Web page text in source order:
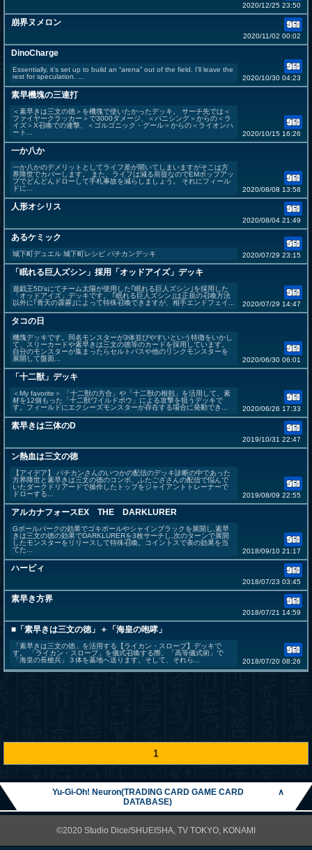
2020/12/25 23:50
崩界ヌメロン
2020/11/02 00:02
DinoCharge
Essentially, it’s set up to build an “arena” out of the field. I’ll leave the
rest for speculation. ...
2020/10/30 04:23
素早機塊の三連打
＜素早きは三文の徳＞を機塊で使いたかったデッキ。 サーチ先では＜
ファイヤークラッカー＞で3000ダメージ、＜バニシング＞からの＜ラ
イズ＞X召喚での連撃、＜ゴルゴニック・グール＞からの＜ライオンハ
ート...
2020/10/15 16:26
一か八か
一か八かのデメリットとしてライフ差が開いてしまいますがそこは方
界降世でカバーします。 また、ライフは減る前提なのでEMポップアッ
プでどんどんドローして手札事故を減らしましょう。 それにフィール
ドに...
2020/08/08 13:58
人形オシリス
2020/08/04 21:49
あるケミック
城下町デュエル 城下町レシピ バチカンデッキ 2020/07/29 23:15
「眠れる巨人ズシン」採用「オッドアイズ」デッキ
遊戯王5D’sにてチーム太陽が使用した｢眠れる巨人ズシン｣を採用した
「オッドアイズ」デッキです。 ｢眠れる巨人ズシン｣は正規の召喚方法
以外に｢青天の霹靂｣によって特殊召喚できますが、相手エンドフェイ...
2020/07/29 14:47
タコの日
機塊デッキです。同名モンスターが3体並びやすいという特徴をいかし
て、スリーカードや素早きは三文の徳等のカードを採用しています。
自分のモンスターが集まったらセルトパスや他のリンクモンスターを
展開して盤面...
2020/06/30 06:01
「十二獣」デッキ
＜My favorite＞ 「十二獣の方合」や「十二獣の相剋」を活用して、素
材を12個もった「十二獣ワイルドボウ」による攻撃を狙うデッキで
す。フィールドにエクシーズモンスターが存在する場合に発動でき...
2020/06/26 17:33
素早きは三体のD
2019/10/31 22:47
ン熱血は三文の徳
【アイデア】 バチカンさんのいつかの配信のデッキ診断の中であった
方界降世と素早きは三文の徳のコンボ、ふたござさんの配信で悩んで
いたダークドリアードで操作したトップをジャイアントトレーナーで
ドローする...
2019/08/09 22:55
アルカナフォースEX THE DARKLURER
Gボールパークの効果でゴキボールやシャインブラックを展開し,素早
きは三文の徳の効果でDARKLURERを3枚サーチし,次のターンで展開
したモンスターをリリースして特殊召喚。コイントスで表の効果を当
てた...
2018/09/10 21:17
ハーピィ
2018/07/23 03:45
素早き方界
2018/07/21 14:59
■「素早きは三文の徳」＋「海皇の咆哮」
「素早きは三文の徳」を活用する【ライカン・スロープ】デッキで
す。 「ライカン・スロープ」を儀式召喚する際、「高等儀式術」で
「海皇の長槍兵」３体を墓地へ送ります。そして、それら...
2018/07/20 08:26
1
Yu-Gi-Oh! Neuron(TRADING CARD GAME CARD
DATABASE)
∧
©2020 Studio Dice/SHUEISHA, TV TOKYO, KONAMI